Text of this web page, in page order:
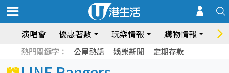
演唱會 優惠著數 玩樂情報 購物情報 飲
熱門關鍵字： 公屋熱話 娛樂新聞 定期存款